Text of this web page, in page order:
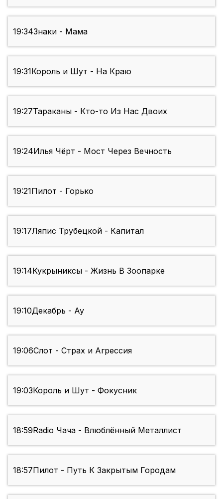
19:34Знаки - Мама
19:31Король и Шут - На Краю
19:27Тараканы - Кто-то Из Нас Двоих
19:24Илья Чёрт - Мост Через Вечность
19:21Пилот - Горько
19:17Ляпис Трубецкой - Капитал
19:14Кукрыниксы - Жизнь В Зоопарке
19:10Декабрь - Ау
19:06Слот - Страх и Агрессия
19:03Король и Шут - Фокусник
18:59Radio Чача - Влюблённый Металлист
18:57Пилот - Путь К Закрытым Городам